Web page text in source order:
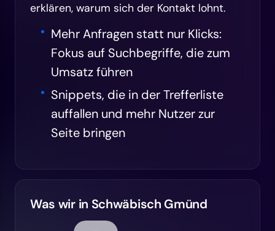
erklären, warum sich der Kontakt lohnt.
Mehr Anfragen statt nur Klicks:
Fokus auf Suchbegriffe, die zum
Umsatz führen
Snippets, die in der Trefferliste
auffallen und mehr Nutzer zur
Seite bringen
Was wir in Schwäbisch Gmünd